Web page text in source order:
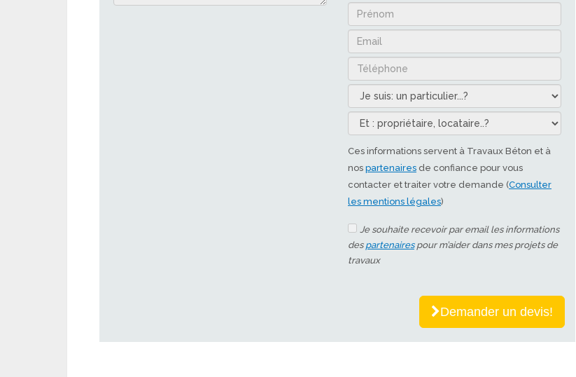
Ces informations servent à Travaux Béton et à
nos partenaires de confiance pour vous
contacter et traiter votre demande (Consulter
les mentions légales)
Je souhaite recevoir par email les informations
des partenairespour m’aider dans mes projets de
travaux
Demander un devis!